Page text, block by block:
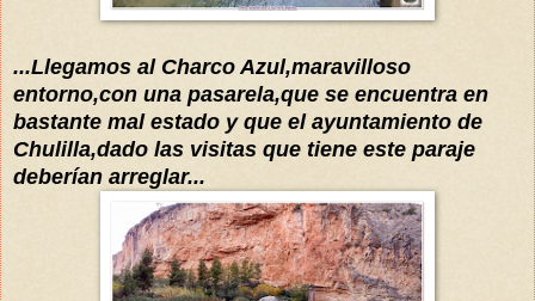
...Llegamos al Charco Azul,maravilloso
entorno,con una pasarela,que se encuentra en
bastante mal estado y que el ayuntamiento de
Chulilla,dado las visitas que tiene este paraje
deberían arreglar...